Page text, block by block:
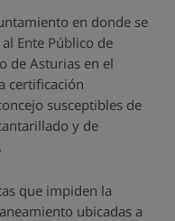
en donde se
Ente Público de
de Asturias en el
certificación
susceptibles de
y de
que impiden la
ubicadas a